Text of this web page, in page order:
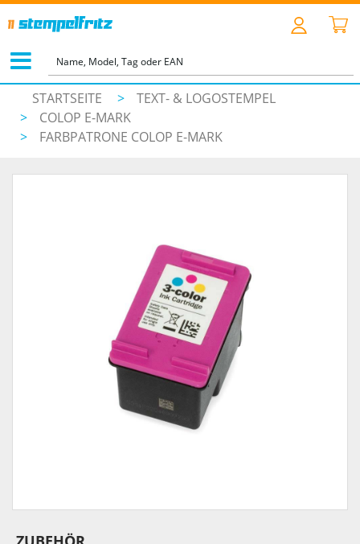
STARTSEITE >
TEXT- & LOGOSTEMPEL
>
COLOP E-MARK
>
FARBPATRONE COLOP E-MARK